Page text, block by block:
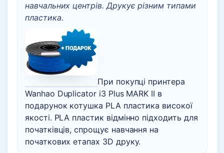
навчальних центрів. Друкує різним типами
пластика.
При покупці принтера
Wanhao Duplicator i3 Plus MARK II в
подарунок котушка PLA пластика високої
якості. PLA пластик відмінно підходить для
початківців, спрощує навчання на
початкових етапах 3D друку.